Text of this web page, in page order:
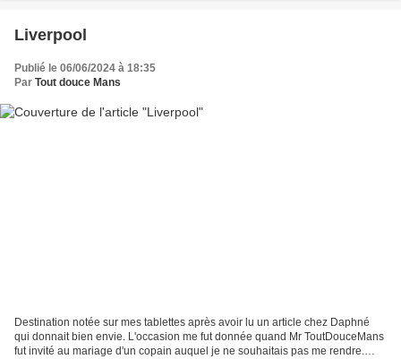
Liverpool
Publié le 06/06/2024 à 18:35
Par Tout douce Mans
Destination notée sur mes tablettes après avoir lu un article chez Daphné
qui donnait bien envie. L'occasion me fut donnée quand Mr ToutDouceMans
fut invité au mariage d'un copain auquel je ne souhaitais pas me rendre.